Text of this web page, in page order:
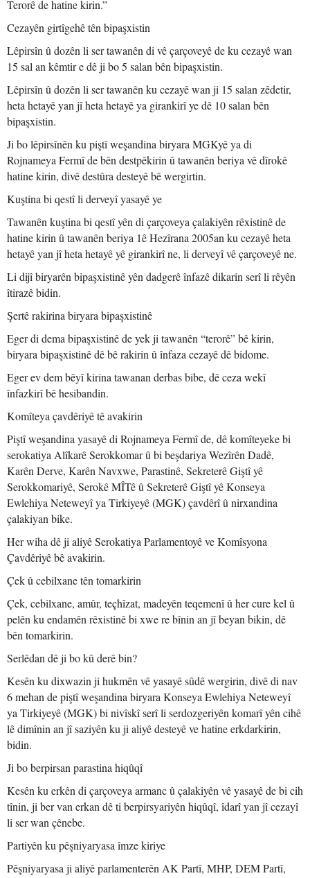
Terorê de hatine kirin.”
Cezayên girtîgehê tên bipaşxistin
Lêpirsîn û dozên li ser tawanên di vê çarçoveyê de ku cezayê wan
15 sal an kêmtir e dê ji bo 5 salan bên bipaşxistin.
Lêpirsîn û dozên li ser tawanên ku cezayê wan ji 15 salan zêdetir,
heta hetayê yan jî heta hetayê ya girankirî ye dê 10 salan bên
bipaşxistin.
Ji bo lêpirsînên ku piştî weşandina biryara MGKyê ya di
Rojnameya Fermî de bên destpêkirin û tawanên beriya vê dîrokê
hatine kirin, divê destûra desteyê bê wergirtin.
Kuştina bi qestî li derveyî yasayê ye
Tawanên kuştina bi qestî yên di çarçoveya çalakiyên rêxistinê de
hatine kirin û tawanên beriya 1ê Hezîrana 2005an ku cezayê heta
hetayê yan jî heta hetayê yê girankirî ne, li derveyî vê çarçoveyê ne.
Li dijî biryarên bipaşxistinê yên dadgerê înfazê dikarin serî li rêyên
îtirazê bidin.
Şertê rakirina biryara bipaşxistinê
Eger di dema bipaşxistinê de yek ji tawanên “terorê” bê kirin,
biryara bipaşxistinê dê bê rakirin û înfaza cezayê dê bidome.
Eger ev dem bêyî kirina tawanan derbas bibe, dê ceza wekî
înfazkirî bê hesibandin.
Komîteya çavdêriyê tê avakirin
Piştî weşandina yasayê di Rojnameya Fermî de, dê komîteyeke bi
serokatiya Alîkarê Serokkomar û bi beşdariya Wezîrên Dadê,
Karên Derve, Karên Navxwe, Parastinê, Sekreterê Giştî yê
Serokkomariyê, Serokê MÎTê û Sekreterê Giştî yê Konseya
Ewlehiya Neteweyî ya Tirkiyeyê (MGK) çavdêrî û nirxandina
çalakiyan bike.
Her wiha dê ji aliyê Serokatiya Parlamentoyê ve Komîsyona
Çavdêriyê bê avakirin.
Çek û cebilxane tên tomarkirin
Çek, cebilxane, amûr, teçhîzat, madeyên teqemenî û her cure kel û
pelên ku endamên rêxistinê bi xwe re bînin an jî beyan bikin, dê
bên tomarkirin.
Serlêdan dê ji bo kû derê bin?
Kesên ku dixwazin ji hukmên vê yasayê sûdê wergirin, divê di nav
6 mehan de piştî weşandina biryara Konseya Ewlehiya Neteweyî
ya Tirkiyeyê (MGK) bi nivîskî serî li serdozgeriyên komarî yên cihê
lê dimînin an jî saziyên ku ji aliyê desteyê ve hatine erkdarkirin,
bidin.
Ji bo berpirsan parastina hiqûqî
Kesên ku erkên di çarçoveya armanc û çalakiyên vê yasayê de bi cih
tînin, ji ber van erkan dê ti berpirsyariyên hiqûqî, îdarî yan jî cezayî
li ser wan çênebe.
Partiyên ku pêşniyaryasa îmze kiriye
Pêşniyaryasa ji aliyê parlamenterên AK Partî, MHP, DEM Partî,